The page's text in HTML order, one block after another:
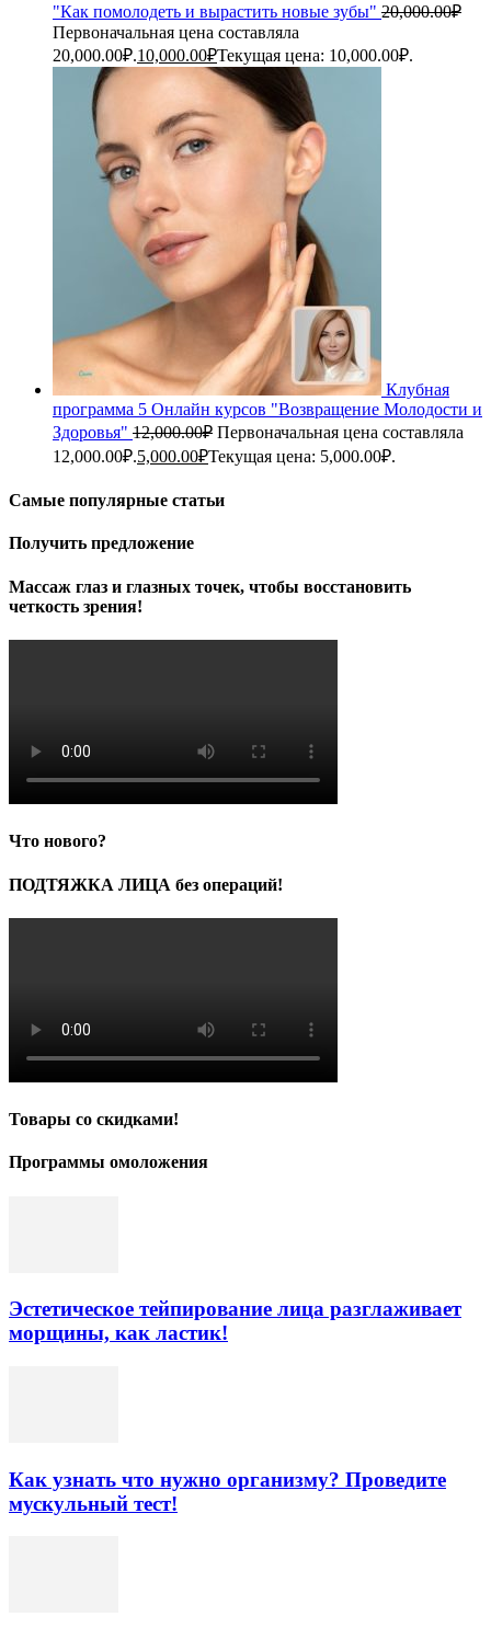
"Как помолодеть и вырастить новые зубы" 20,000.00₽
Первоначальная цена составляла
20,000.00₽.10,000.00₽Текущая цена: 10,000.00₽.
Клубная
программа 5 Онлайн курсов "Возвращение Молодости и
Здоровья" 12,000.00₽ Первоначальная цена составляла
12,000.00₽.5,000.00₽Текущая цена: 5,000.00₽.
Самые популярные статьи
Получить предложение
Массаж глаз и глазных точек, чтобы восстановить
четкость зрения!
Что нового?
ПОДТЯЖКА ЛИЦА без операций!
Товары со скидками!
Программы омоложения
Эстетическое тейпирование лица разглаживает
морщины, как ластик!
Как узнать что нужно организму? Проведите
мускульный тест!